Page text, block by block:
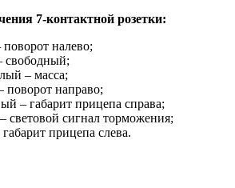
7-контактной розетки:
налево;
свободный;
– масса;
поворот направо;
– габарит прицепа справа;
световой сигнал торможения;
прицепа слева.